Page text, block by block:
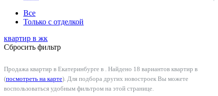
Все
Только с отделкой
квартир в жк
Сбросить фильтр
Продажа квартир в Екатеринбурге в . Найдено 18 вариантов квартир в
(посмотреть на карте). Для подбора других новостроек Вы можете
воспользоваться удобным фильтром на этой странице.